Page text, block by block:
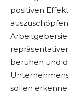
positiven
beruhen und
sollen